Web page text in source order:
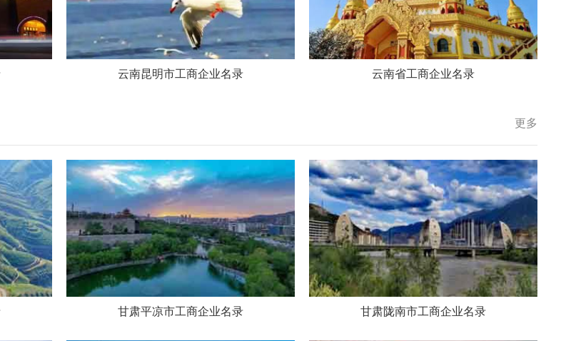
云南昆明市工商企业名录 云南省工商企业名录
更多
甘肃平凉市工商企业名录 甘肃陇南市工商企业名录